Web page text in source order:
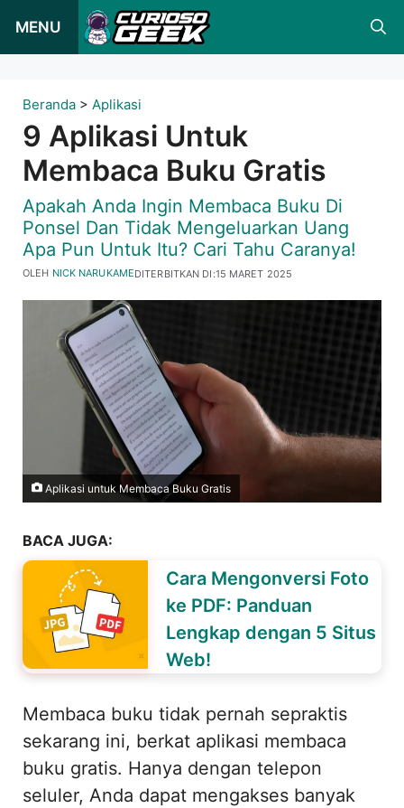
ke
MENU
Beranda > Aplikasi
9 Aplikasi Untuk
Membaca Buku Gratis
Apakah Anda Ingin Membaca Buku Di
Ponsel Dan Tidak Mengeluarkan Uang
Apa Pun Untuk Itu? Cari Tahu Caranya!
DITERBITKAN DI:15 MARET 2025
OLEH NICK NARUKAME
Aplikasi untuk Membaca Buku Gratis
BACA JUGA:
Cara Mengonversi Foto
ke PDF: Panduan
Lengkap dengan 5 Situs
Web!
Membaca buku tidak pernah sepraktis
sekarang ini, berkat aplikasi membaca
buku gratis. Hanya dengan telepon
seluler, Anda dapat mengakses banyak